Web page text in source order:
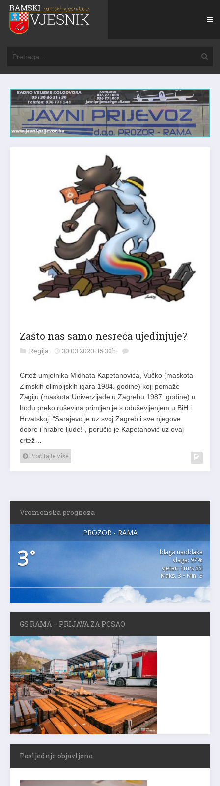
Zašto nas samo nesreća ujedinjuje?
Regija 30.03.2020. 15:30h
Crtež umjetnika Midhata Kapetanovića, Vučko (maskota
Zimskih olimpijskih igara 1984. godine) koji pomaže
Zagiju (maskota Univerzijade u Zagrebu 1987. godine) u
hodu preko ruševina primljen je s oduševljenjem u BiH i
Hrvatskoj. “Sarajevo je uz svoj Zagreb i sve njegove
dobre i hrabre ljude!”, poručio je Kapetanović uz ovaj
crtež…
Pročitajte više
Vremenska prognoza
PROZOR - RAMA
3°
blaga naoblaka
vlaga: 97%
vjetar: 1m/s SSI
Maks. 3 • Min. 3
GS RAMA – PRIJAVA ZA POSAO
Posljednje objavljeno